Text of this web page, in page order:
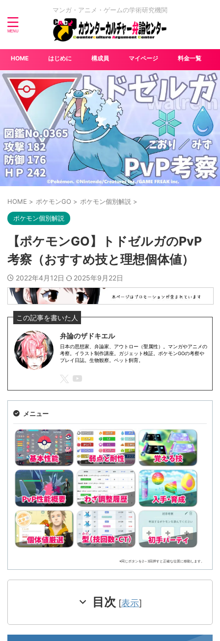
マンガ・アニメ・ゲームの学術研究機関
HOME はじめに 構成員 マイページ 料金一覧
HOME > ポケモンGO > ポケモン個別解説 >
ポケモン個別解説
【ポケモンGO】トドゼルガのPvP
考察（おすすめ技と理想個体値）
2022年4月12日 2025年9月22日
弁論のザドキエル
日本の思想家、弁論家、アウトロー（聖属性）。マンガやアニメの
考察。イラスト制作講座。ガジェット検証。ポケモンGOの考察や
プレイ日誌。生物観察。ペット飼育。
メニュー
※同じボタンを2～3回押すと正確な位置に移動します。
目次 [表示]